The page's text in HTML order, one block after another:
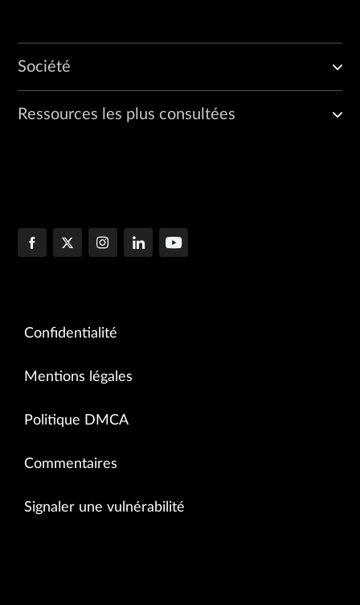
Société
Ressources les plus consultées
Confidentialité
Mentions légales
Politique DMCA
Commentaires
Signaler une vulnérabilité